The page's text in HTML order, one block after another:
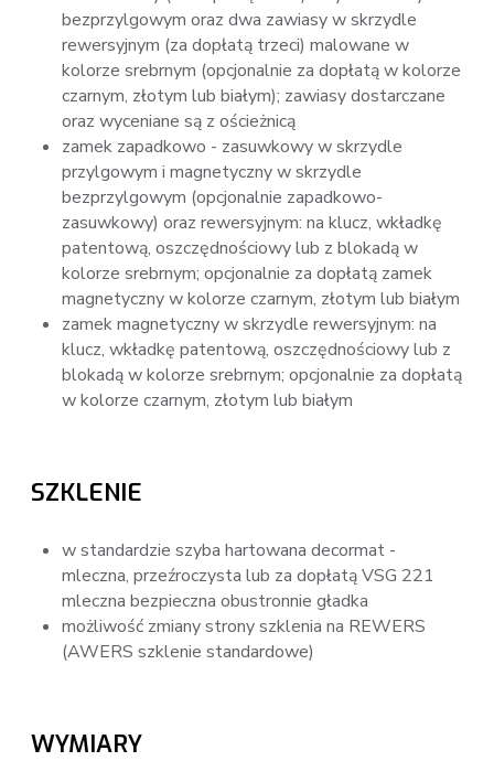
bezprzylgowym oraz dwa zawiasy w skrzydle
rewersyjnym (za dopłatą trzeci) malowane w
kolorze srebrnym (opcjonalnie za dopłatą w kolorze
czarnym, złotym lub białym); zawiasy dostarczane
oraz wyceniane są z ościeżnicą
zamek zapadkowo - zasuwkowy w skrzydle
przylgowym i magnetyczny w skrzydle
bezprzylgowym (opcjonalnie zapadkowo-
zasuwkowy) oraz rewersyjnym: na klucz, wkładkę
patentową, oszczędnościowy lub z blokadą w
kolorze srebrnym; opcjonalnie za dopłatą zamek
magnetyczny w kolorze czarnym, złotym lub białym
zamek magnetyczny w skrzydle rewersyjnym: na
klucz, wkładkę patentową, oszczędnościowy lub z
blokadą w kolorze srebrnym; opcjonalnie za dopłatą
w kolorze czarnym, złotym lub białym
SZKLENIE
w standardzie szyba hartowana decormat -
mleczna, przeźroczysta lub za dopłatą VSG 221
mleczna bezpieczna obustronnie gładka
możliwość zmiany strony szklenia na REWERS
(AWERS szklenie standardowe)
WYMIARY